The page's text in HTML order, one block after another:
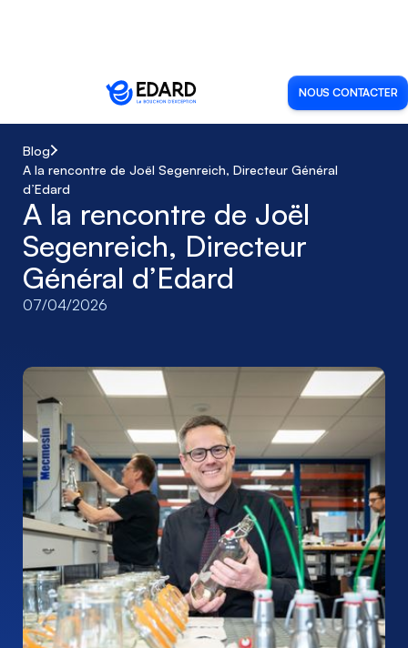
NOUS CONTACTER
Blog
A la rencontre de Joël Segenreich, Directeur Général
d’Edard
A la rencontre de Joël
Segenreich, Directeur
Général d’Edard
07/04/2026